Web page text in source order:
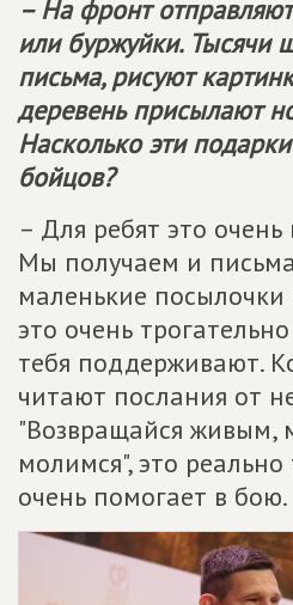
– На фронт
или буржуйки. Тысячи
письма, рисуют
деревень присылают
Насколько эти
бойцов?
– Для ребят это
Мы получаем и
маленькие
это очень
тебя поддерживают.
читают послания от
"Возвращайся живым,
молимся", это реально
очень помогает в бою.